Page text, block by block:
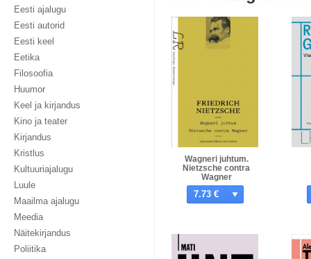
Eesti ajalugu
Eesti autorid
Eesti keel
Eetika
Filosoofia
Huumor
Keel ja kirjandus
Kino ja teater
Kirjandus
Kristlus
Kultuuriajalugu
Luule
Maailma ajalugu
Meedia
Näitekirjandus
Poliitika
Wagneri juhtum.
Nietzsche contra
Wagner
7.73 €